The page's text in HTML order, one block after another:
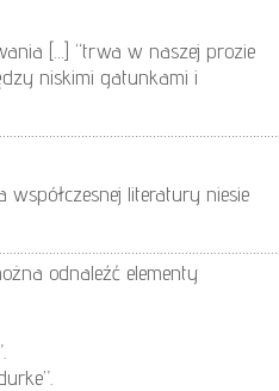
[…] “trwa w naszej prozie
niskimi gatunkami i
współczesnej literatury niesie
odnaleźć elementy